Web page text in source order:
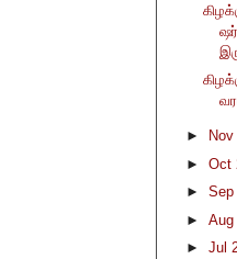
►
► Oct
► Sep
► Aug
► Jul